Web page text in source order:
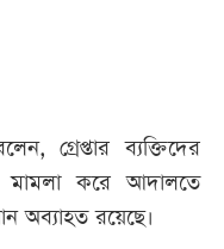
গ্রেপ্তার ব্যক্তিদের
মামলা করে আদালতে
অব্যাহত রয়েছে।